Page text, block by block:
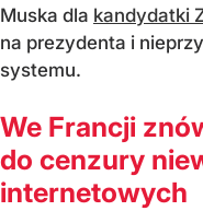
Muska dla kandydatki
na prezydenta i
systemu.
We Francji
do cenzury
internetowych